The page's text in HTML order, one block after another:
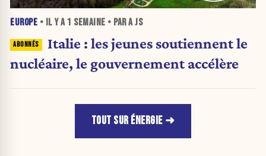
EUROPE • IL Y A 1 SEMAINE • PAR A JS
Italie : les jeunes soutiennent le
nucléaire, le gouvernement accélère
TOUT SUR ÉNERGIE